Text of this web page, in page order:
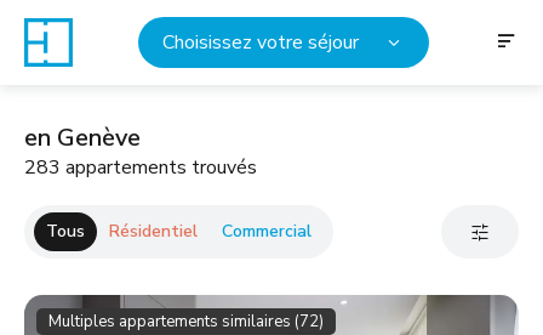
Choisissez votre séjour
en Genève
283 appartements trouvés
Tous Résidentiel Commercial
Multiples appartements similaires (72)